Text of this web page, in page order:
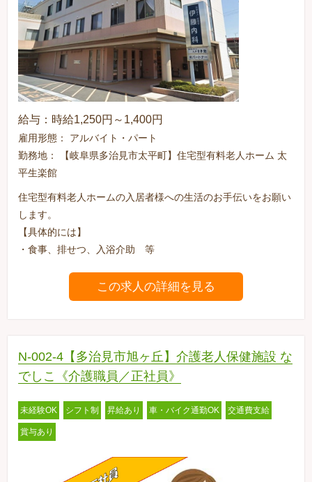
給与：時給1,250円～1,400円
雇用形態： アルバイト・パート
勤務地： 【岐阜県多治見市太平町】住宅型有料老人ホーム 太
平生楽館
住宅型有料老人ホームの入居者様への生活のお手伝いをお願い
します。
【具体的には】
・食事、排せつ、入浴介助 等
この求人の詳細を見る
N-002-4【多治見市旭ヶ丘】介護老人保健施設 な
でしこ《介護職員／正社員》
未経験OK シフト制 昇給あり 車・バイク通勤OK 交通費支給
賞与あり